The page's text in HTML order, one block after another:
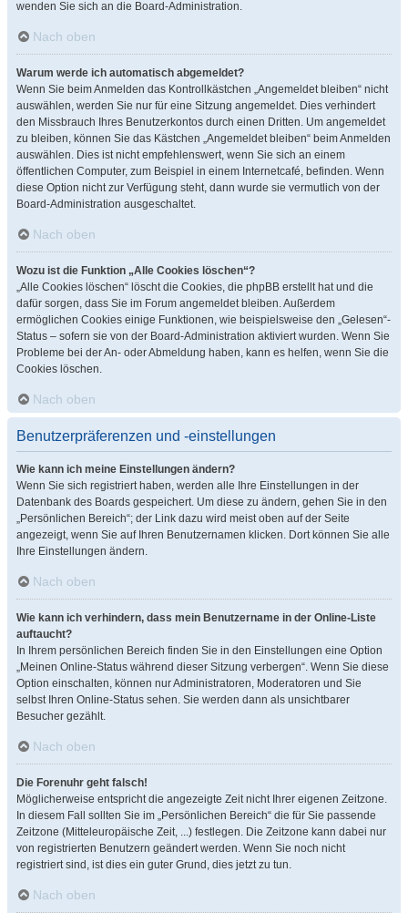
wenden Sie sich an die Board-Administration.
Nach oben
Warum werde ich automatisch abgemeldet?
Wenn Sie beim Anmelden das Kontrollkästchen „Angemeldet bleiben“ nicht
auswählen, werden Sie nur für eine Sitzung angemeldet. Dies verhindert
den Missbrauch Ihres Benutzerkontos durch einen Dritten. Um angemeldet
zu bleiben, können Sie das Kästchen „Angemeldet bleiben“ beim Anmelden
auswählen. Dies ist nicht empfehlenswert, wenn Sie sich an einem
öffentlichen Computer, zum Beispiel in einem Internetcafé, befinden. Wenn
diese Option nicht zur Verfügung steht, dann wurde sie vermutlich von der
Board-Administration ausgeschaltet.
Nach oben
Wozu ist die Funktion „Alle Cookies löschen“?
„Alle Cookies löschen“ löscht die Cookies, die phpBB erstellt hat und die
dafür sorgen, dass Sie im Forum angemeldet bleiben. Außerdem
ermöglichen Cookies einige Funktionen, wie beispielsweise den „Gelesen“-
Status – sofern sie von der Board-Administration aktiviert wurden. Wenn Sie
Probleme bei der An- oder Abmeldung haben, kann es helfen, wenn Sie die
Cookies löschen.
Nach oben
Benutzerpräferenzen und -einstellungen
Wie kann ich meine Einstellungen ändern?
Wenn Sie sich registriert haben, werden alle Ihre Einstellungen in der
Datenbank des Boards gespeichert. Um diese zu ändern, gehen Sie in den
„Persönlichen Bereich“; der Link dazu wird meist oben auf der Seite
angezeigt, wenn Sie auf Ihren Benutzernamen klicken. Dort können Sie alle
Ihre Einstellungen ändern.
Nach oben
Wie kann ich verhindern, dass mein Benutzername in der Online-Liste
auftaucht?
In Ihrem persönlichen Bereich finden Sie in den Einstellungen eine Option
„Meinen Online-Status während dieser Sitzung verbergen“. Wenn Sie diese
Option einschalten, können nur Administratoren, Moderatoren und Sie
selbst Ihren Online-Status sehen. Sie werden dann als unsichtbarer
Besucher gezählt.
Nach oben
Die Forenuhr geht falsch!
Möglicherweise entspricht die angezeigte Zeit nicht Ihrer eigenen Zeitzone.
In diesem Fall sollten Sie im „Persönlichen Bereich“ die für Sie passende
Zeitzone (Mitteleuropäische Zeit, ...) festlegen. Die Zeitzone kann dabei nur
von registrierten Benutzern geändert werden. Wenn Sie noch nicht
registriert sind, ist dies ein guter Grund, dies jetzt zu tun.
Nach oben